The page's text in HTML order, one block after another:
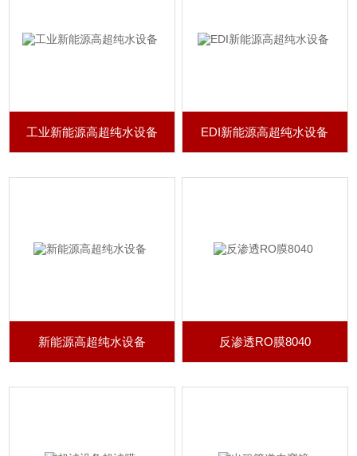
工业新能源高超纯水设备 EDI新能源高超纯水设备
新能源高超纯水设备 反渗透RO膜8040